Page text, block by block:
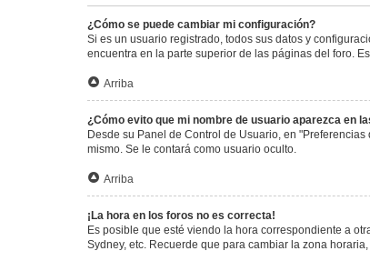
¿Cómo se puede cambiar mi configuración?
Si es un usuario registrado, todos sus datos y
encuentra en la parte superior de las páginas del foro.
Arriba
¿Cómo evito que mi nombre de usuario aparezca en
Desde su Panel de Control de Usuario, en
mismo. Se le contará como usuario oculto.
Arriba
¡La hora en los foros no es correcta!
Es posible que esté viendo la hora correspondiente a
Sydney, etc. Recuerde que para cambiar la zona